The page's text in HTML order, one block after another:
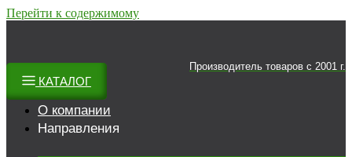
Перейти к содержимому
Производитель товаров c 2001 г.
КАТАЛОГ
О компании
Направления